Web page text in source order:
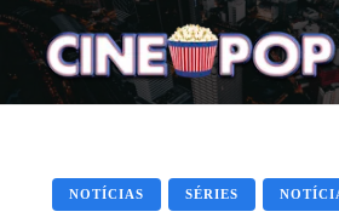
NOTÍCIAS SÉRIES